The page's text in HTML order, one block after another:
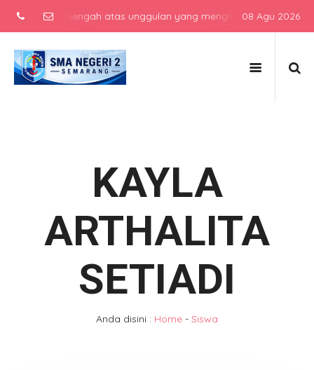
menengah atas unggulan yang menghasilkan lulusan
08 Agu 2026
KAYLA
ARTHALITA
SETIADI
Anda disini : Home - Siswa